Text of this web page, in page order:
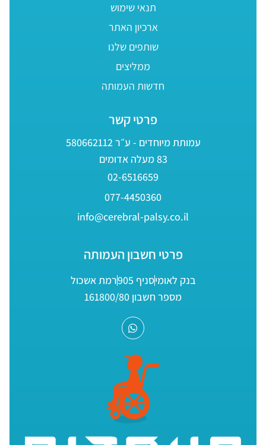
תנאי שימוש
ארכיון האתר
שותפים שלנו
ממליצים
חדשות העמותה
פרטי קשר
עמותת מיוחדים - ע״ר 580662112
83 מעלה אדומים
02-6516659
077-4450360
info@cerebral-palsy.co.il
פרטי חשבון העמותה
בנק לאומיסניף 905
רמת אשכול
מספר חשבון 161800/80